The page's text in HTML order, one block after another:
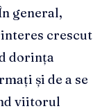
general,
interes crescut
dorința
și de a se
viitorul